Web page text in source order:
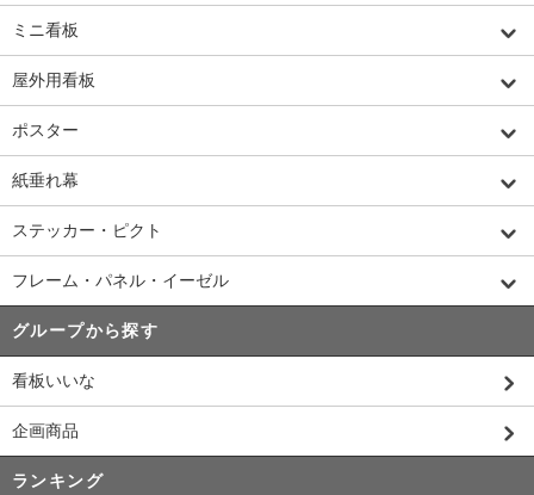
ミニ看板
屋外用看板
ポスター
紙垂れ幕
ステッカー・ピクト
フレーム・パネル・イーゼル
グループから探す
看板いいな
企画商品
ランキング